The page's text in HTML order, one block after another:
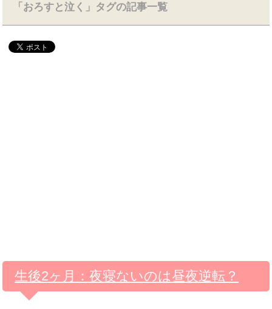
「おろすと泣く」タグの記事一覧
生後2ヶ月：夜寝ないのは昼夜逆転？